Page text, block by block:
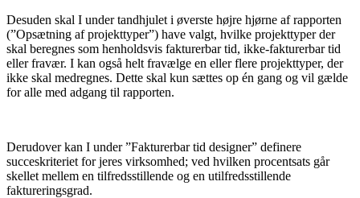
Desuden skal I under tandhjulet i øverste højre hjørne af rapporten
(”Opsætning af projekttyper”) have valgt, hvilke projekttyper der
skal beregnes som henholdsvis fakturerbar tid, ikke-fakturerbar tid
eller fravær. I kan også helt fravælge en eller flere projekttyper, der
ikke skal medregnes. Dette skal kun sættes op én gang og vil gælde
for alle med adgang til rapporten.
Derudover kan I under ”Fakturerbar tid designer” definere
succeskriteriet for jeres virksomhed; ved hvilken procentsats går
skellet mellem en tilfredsstillende og en utilfredsstillende
faktureringsgrad.